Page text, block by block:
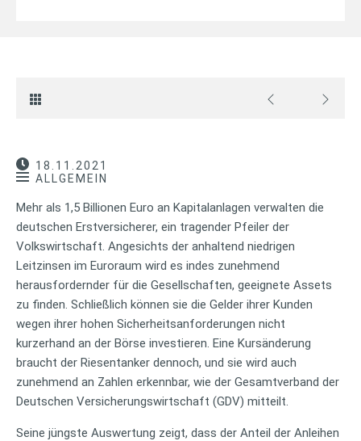
18.11.2021
ALLGEMEIN
Mehr als 1,5 Billionen Euro an Kapitalanlagen verwalten die
deutschen Erstversicherer, ein tragender Pfeiler der
Volkswirtschaft. Angesichts der anhaltend niedrigen
Leitzinsen im Euroraum wird es indes zunehmend
herausfordernder für die Gesellschaften, geeignete Assets
zu finden. Schließlich können sie die Gelder ihrer Kunden
wegen ihrer hohen Sicherheitsanforderungen nicht
kurzerhand an der Börse investieren. Eine Kursänderung
braucht der Riesentanker dennoch, und sie wird auch
zunehmend an Zahlen erkennbar, wie der Gesamtverband der
Deutschen Versicherungswirtschaft (GDV) mitteilt.
Seine jüngste Auswertung zeigt, dass der Anteil der Anleihen